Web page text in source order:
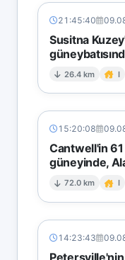
21:45:40
Susitna
26.4 km I
15:20:08
Cantwell'in
güneyinde,
72.0 km I
14:23:43